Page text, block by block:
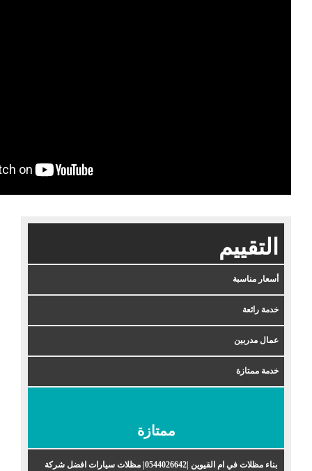
التقييم
أسعار مناسبة
خدمة رائعة
عمال مدربين
خدمة ممتازة
ممتازة
بناء مظلات في ام القيوين |0544026642| مظلات سيارات افضل شركة